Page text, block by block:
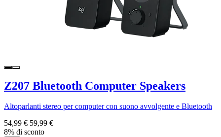
Z207 Bluetooth Computer Speakers
Altoparlanti stereo per computer con suono avvolgente e Bluetooth
54,99 € 59,99 €
8% di sconto